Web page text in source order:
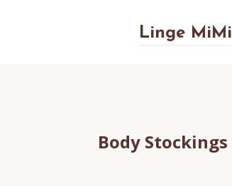
Linge MiMi
Body Stockings